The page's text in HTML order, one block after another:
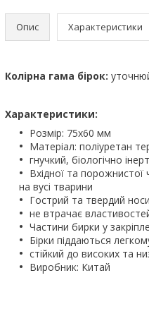
Опис Характеристики
Колірна гама бірок:
Характеристики:
Розмір: 75х60 мм
Матеріал: поліуретан
гнучкий, біологічно
Вхідної та
на вусі тварини
Гострий та твердий
не втрачає
Частини бирки у
Бірки піддаються
стійкий до високих та
Виробник: Китай